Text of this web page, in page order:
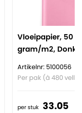
Vloeipapier, 50 x
gram/m2,
Artikelnr: 5100056
Per pak (à 480
per stuk 33.05